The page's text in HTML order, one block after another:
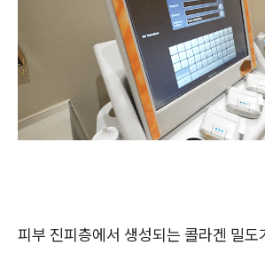
피부 진피층에서 생성되는 콜라겐 밀도